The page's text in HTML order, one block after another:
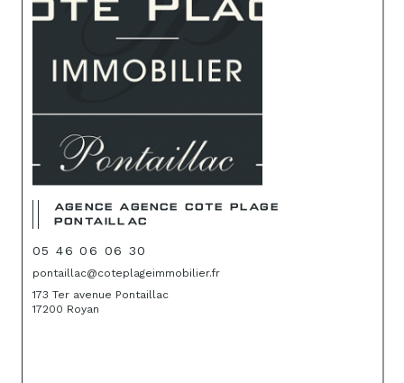
AGENCE AGENCE COTE PLAGE
PONTAILLAC
05 46 06 06 30
pontaillac@coteplageimmobilier.fr
173 Ter avenue Pontaillac
17200 Royan